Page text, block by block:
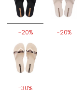
-20% -20%
-30%